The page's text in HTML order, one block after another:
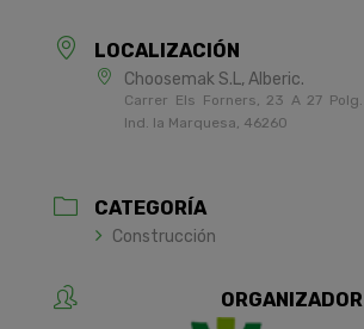
LOCALIZACIÓN
Choosemak S.L, Alberic.
Carrer Els Forners, 23 A 27 Polg.
Ind. la Marquesa, 46260
CATEGORÍA
Construcción
ORGANIZADOR